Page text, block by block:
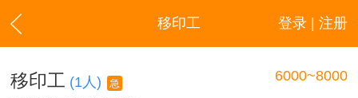
登录 | 注册
移印工
移印工 (1人) 急 6000~8000